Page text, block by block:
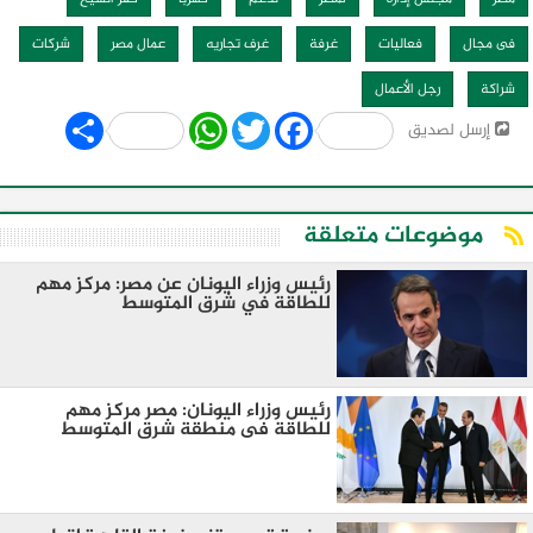
فى مجال
فعاليات غرفة غرف تجاريه عمال مصر
شركات
شراكة
رجل الأعمال
إرسل لصديق Share WhatsApp
Twitter Facebook
موضوعات متعلقة
رئيس وزراء اليونان عن مصر: مركز مهم
للطاقة في شرق المتوسط
رئيس وزراء اليونان: مصر مركز مهم
للطاقة فى منطقة شرق المتوسط